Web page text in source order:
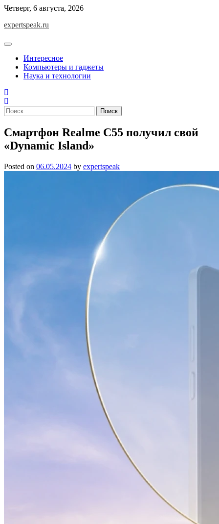
Skip
content
Четверг, 6 августа, 2026
expertspeak.ru
Интересное
Компьютеры и гаджеты
Наука и технологии
Найти:
Смартфон Realme C55 получил свой
«Dynamic Island»
Posted on 06.05.2024 by expertspeak